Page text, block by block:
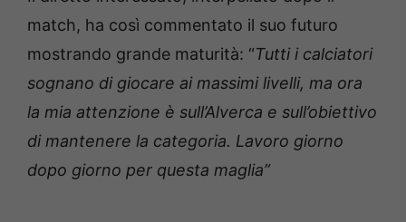
match, ha così commentato il suo futuro
mostrando grande maturità: “Tutti i calciatori
sognano di giocare ai massimi livelli, ma ora
la mia attenzione è sull’Alverca e sull’obiettivo
di mantenere la categoria. Lavoro giorno
dopo giorno per questa maglia”